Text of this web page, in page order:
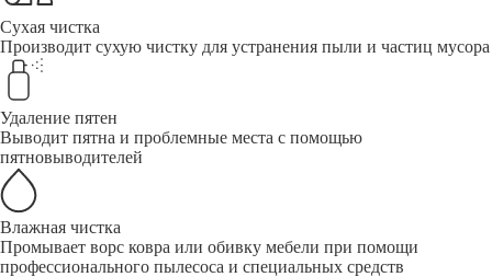
Сухая чистка
Производит сухую чистку для устранения пыли и частиц мусора
Удаление пятен
Выводит пятна и проблемные места с помощью
пятновыводителей
Влажная чистка
Промывает ворс ковра или обивку мебели при помощи
профессионального пылесоса и специальных средств